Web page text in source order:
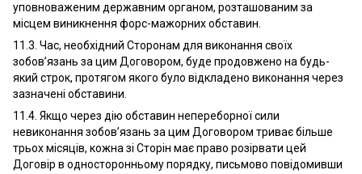
уповноваженим державним органом, розташованим за
місцем виникнення форс-мажорних обставин.
11.3. Час, необхідний Сторонам для виконання своїх
зобов’язань за цим Договором, буде продовжено на будь-
який строк, протягом якого було відкладено виконання через
зазначені обставини.
11.4. Якщо через дію обставин непереборної сили
невиконання зобов’язань за цим Договором триває більше
трьох місяців, кожна зі Сторін має право розірвати цей
Договір в односторонньому порядку, письмово повідомивши